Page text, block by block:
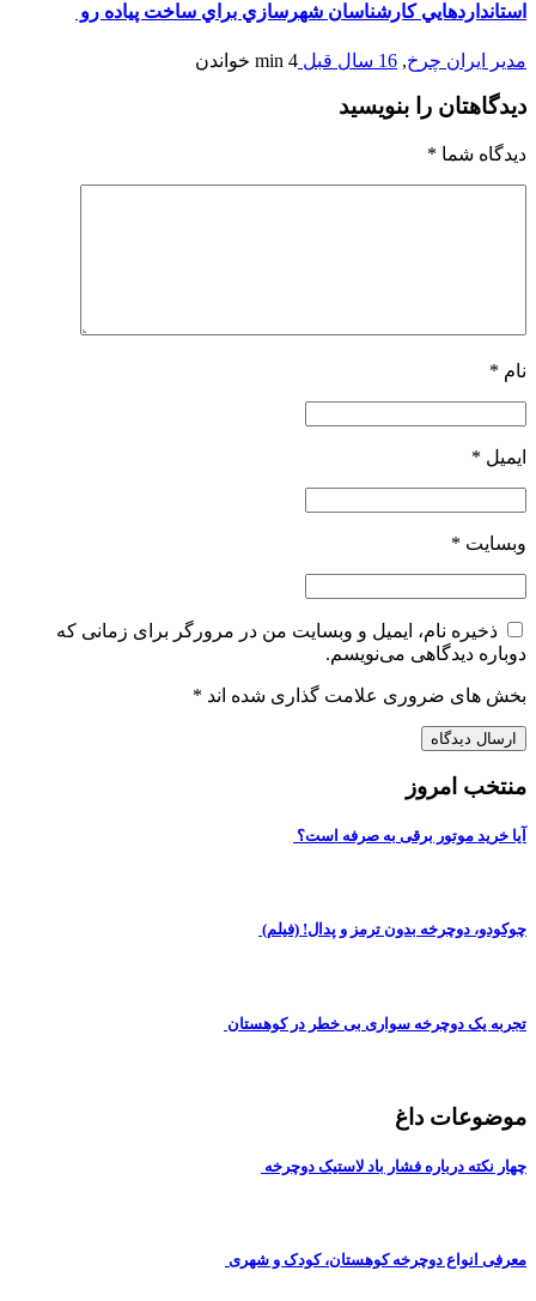
استانداردهايي كارشناسان شهرسازي براي ساخت پياده رو
مدیر ایران چرخ, 16 سال قبل 4 min خواندن
دیدگاهتان را بنویسید
دیدگاه شما *
نام *
ایمیل *
وبسایت *
ذخیره نام، ایمیل و وبسایت من در مرورگر برای زمانی که
دوباره دیدگاهی می‌نویسم.
بخش های ضروری علامت گذاری شده اند *
منتخب امروز
آیا خرید موتور برقی به صرفه است؟
چوکودو، دوچرخه بدون ترمز و پدال! (فیلم)
تجربه یک دوچرخه سواری بی خطر در کوهستان
موضوعات داغ
چهار نکته درباره فشار باد لاستیک دوچرخه
معرفی انواع دوچرخه کوهستان، کودک و شهری